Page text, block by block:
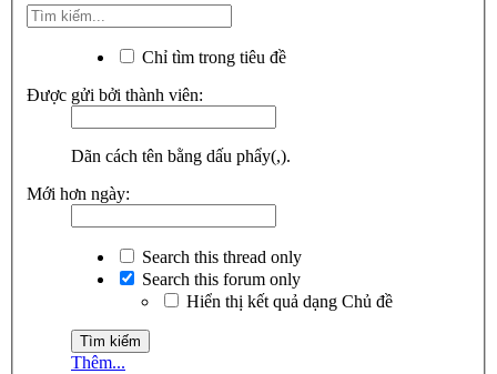
Chỉ tìm trong tiêu đề
Được gửi bởi thành viên:
Dãn cách tên bằng dấu phẩy(,).
Mới hơn ngày:
Search this thread only
Search this forum only
Hiển thị kết quả dạng Chủ đề
Thêm...